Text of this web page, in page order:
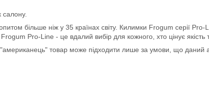
салону.
більше ніж у 35 країнах світу. Килимки Frogum серії Pro-
Pro-Line - це вдалий вибір для кожного, хто цінує якість
товар може підходити лише за умови, що даний